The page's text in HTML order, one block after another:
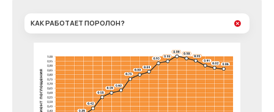
КАК РАБОТАЕТ ПОРОЛОН?